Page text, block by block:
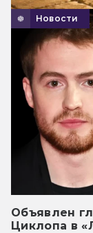
Новости
Объявлен
Циклопа в